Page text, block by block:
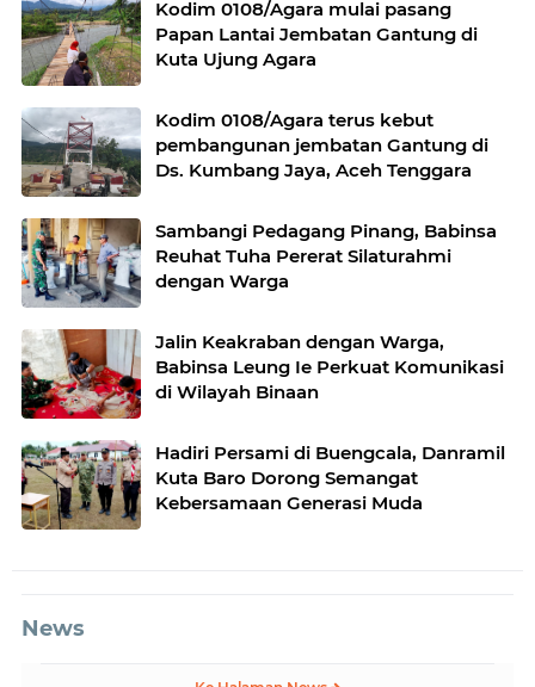
Kodim 0108/Agara mulai pasang
Papan Lantai Jembatan Gantung di
Kuta Ujung Agara
Kodim 0108/Agara terus kebut
pembangunan jembatan Gantung di
Ds. Kumbang Jaya, Aceh Tenggara
Sambangi Pedagang Pinang, Babinsa
Reuhat Tuha Pererat Silaturahmi
dengan Warga
Jalin Keakraban dengan Warga,
Babinsa Leung Ie Perkuat Komunikasi
di Wilayah Binaan
Hadiri Persami di Buengcala, Danramil
Kuta Baro Dorong Semangat
Kebersamaan Generasi Muda
News